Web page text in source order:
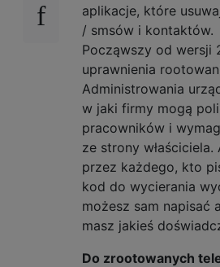
aplikacje, które
/ smsów i kontaktów.
Począwszy od wersji
uprawnienia
Administrowania
w jaki firmy mogą
pracowników i
ze strony
przez każdego, kto
kod do wycierania
możesz sam napisać
masz jakieś
Do zrootowanych